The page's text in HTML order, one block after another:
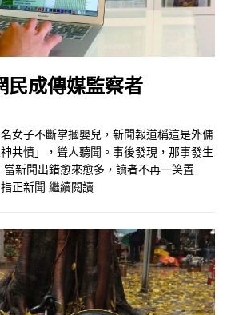
民成傳媒監察者
女子不斷掌摑嬰兒，新聞報道稱這是外傭
共憤」，聳人聽聞。事後發現，那事發生
新聞出錯愈來愈多，讀者不再一笑置
正新聞 繼續閱讀